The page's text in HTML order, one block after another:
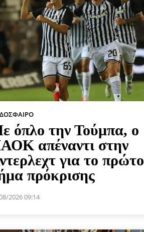
όπλο την Τούμπα, ο
απέναντι στην
για το πρώτο
πρόκρισης
2026 09:14